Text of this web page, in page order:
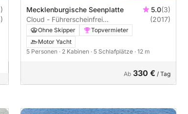
Mecklenburgische Seenplatte 5.0(3)
Cloud - Führerscheinfrei
(Charterschein) -
(2017)
Ohne Skipper
Topvermieter
Motor Yacht
5 Personen · 2 Kabinen · 5 Schlafplätze · 12 m
Ab 330 € / Tag